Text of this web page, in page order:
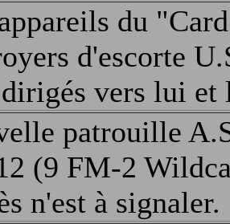
du
d'escorte
vers lui et
patrouille
(9 FM-2
n'est à signaler.